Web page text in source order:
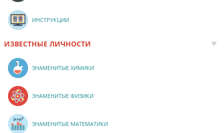
ИНСТРУКЦИИ
ИЗВЕСТНЫЕ ЛИЧНОСТИ
ЗНАМЕНИТЫЕ ХИМИКИ
ЗНАМЕНИТЫЕ ФИЗИКИ
ЗНАМЕНИТЫЕ МАТЕМАТИКИ